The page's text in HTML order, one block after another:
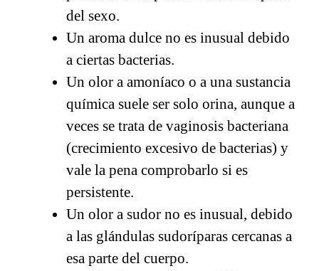
del sexo.
Un aroma dulce no es inusual debido
a ciertas bacterias.
Un olor a amoníaco o a una sustancia
química suele ser solo orina, aunque a
veces se trata de vaginosis bacteriana
(crecimiento excesivo de bacterias) y
vale la pena comprobarlo si es
persistente.
Un olor a sudor no es inusual, debido
a las glándulas sudoríparas cercanas a
esa parte del cuerpo.